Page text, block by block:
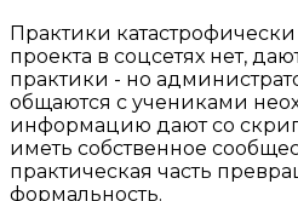
Практики
проекта в соцсетях нет,
практики - но
общаются с учениками
информацию дают со
иметь собственное
практическая часть
формальность.